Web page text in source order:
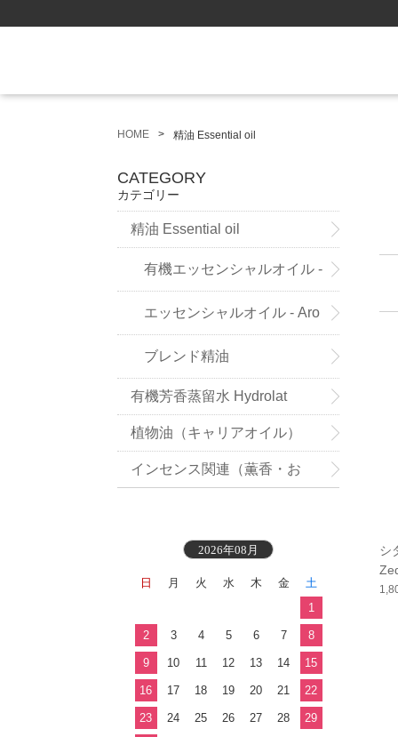
HOME 精油 Essential oil
シ
CATEGORY
カテゴリー
精油 Essential oil
有機エッセンシャルオイル -
Sensoleo -
エッセンシャルオイル - Aro
maland - (ドイツ薬局方準拠精
油）
ブレンド精油
有機芳香蒸留水 Hydrolat
植物油（キャリアオイル）
インセンス関連（薫香・お
2026年08月
日 月 火 水 木 金
土
1
2 3 4 5 6 7 8
9 10 11 12 13 14 15
16 17 18 19 20 21 22
23 24 25 26 27 28 29